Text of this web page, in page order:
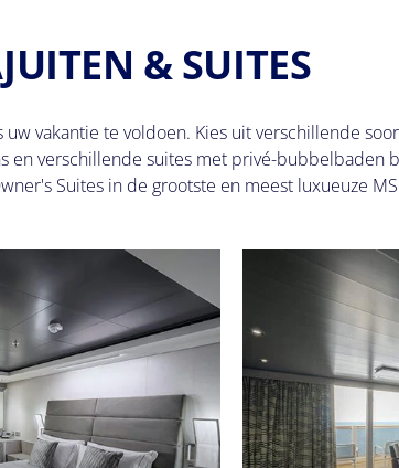
& SUITES
vakantie te voldoen. Kies uit verschillende
verschillende suites met privé-bubbelbaden
Suites in de grootste en meest luxueuze